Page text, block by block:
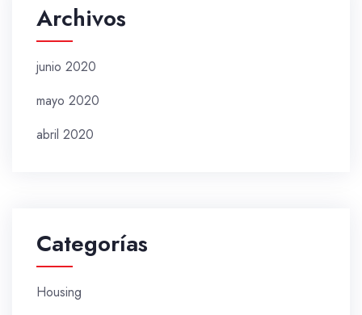
Archivos
junio 2020
mayo 2020
abril 2020
Categorías
Housing